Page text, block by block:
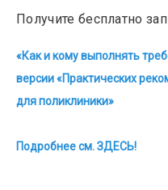
Получите бесплатно
«Как и кому выполнять
версии «Практических
для поликлиники»
Подробнее см. ЗДЕСЬ!